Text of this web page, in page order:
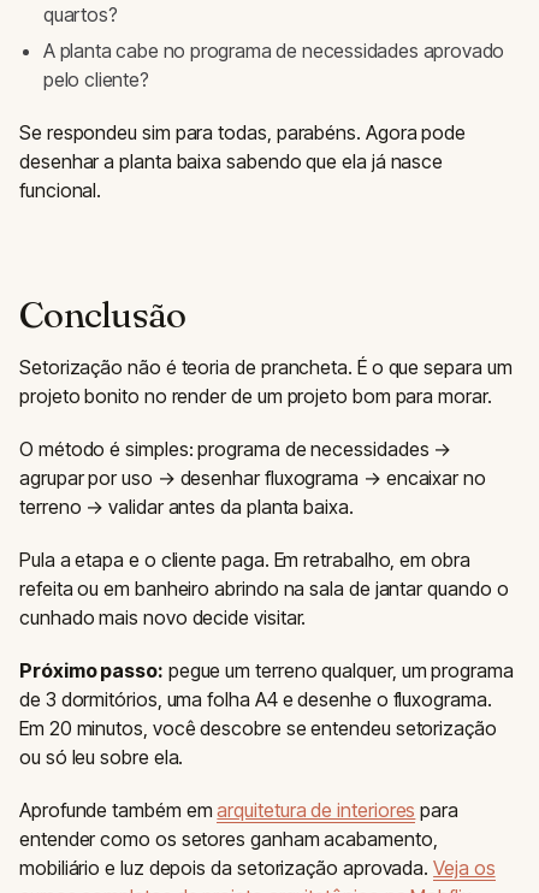
quartos?
A planta cabe no programa de necessidades aprovado
pelo cliente?
Se respondeu sim para todas, parabéns. Agora pode
desenhar a planta baixa sabendo que ela já nasce
funcional.
Conclusão
Setorização não é teoria de prancheta. É o que separa um
projeto bonito no render de um projeto bom para morar.
O método é simples: programa de necessidades →
agrupar por uso → desenhar fluxograma → encaixar no
terreno → validar antes da planta baixa.
Pula a etapa e o cliente paga. Em retrabalho, em obra
refeita ou em banheiro abrindo na sala de jantar quando o
cunhado mais novo decide visitar.
Próximo passo: pegue um terreno qualquer, um programa
de 3 dormitórios, uma folha A4 e desenhe o fluxograma.
Em 20 minutos, você descobre se entendeu setorização
ou só leu sobre ela.
Aprofunde também emarquitetura de interiores para
entender como os setores ganham acabamento,
mobiliário e luz depois da setorização aprovada.Veja os